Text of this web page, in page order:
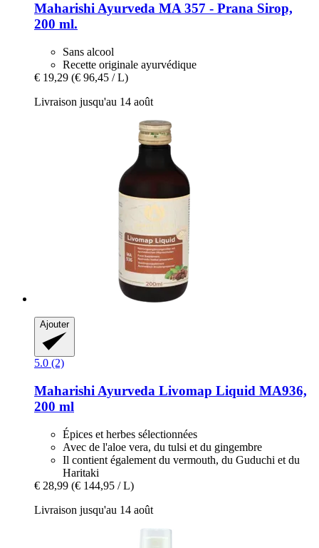
Maharishi Ayurveda MA 357 -​ Prana Sirop,
200 ml.
Sans alcool
Recette originale ayurvédique
€ 19,29 (€ 96,45 / L)
Livraison jusqu'au 14 août
Ajouter
5.0 (2)
Maharishi Ayurveda Livomap Liquid MA936,
200 ml
Épices et herbes sélectionnées
Avec de l'aloe vera, du tulsi et du gingembre
Il contient également du vermouth, du Guduchi et du
Haritaki
€ 28,99 (€ 144,95 / L)
Livraison jusqu'au 14 août